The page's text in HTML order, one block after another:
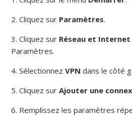
2. Cliquez sur Paramètres.
3. Cliquez sur Réseau et Internet
Paramètres.
4. SélectionnezVPN dans le côté
5. Cliquez surAjouter une
6. Remplissez les paramètres